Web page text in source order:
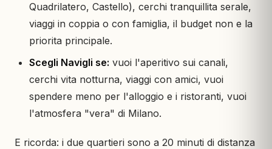
Quadrilatero, Castello), cerchi tranquillita serale,
viaggi in coppia o con famiglia, il budget non e la
priorita principale.
Scegli Navigli se: vuoi l'aperitivo sui canali,
cerchi vita notturna, viaggi con amici, vuoi
spendere meno per l'alloggio e i ristoranti, vuoi
l'atmosfera "vera" di Milano.
E ricorda: i due quartieri sono a 20 minuti di distanza